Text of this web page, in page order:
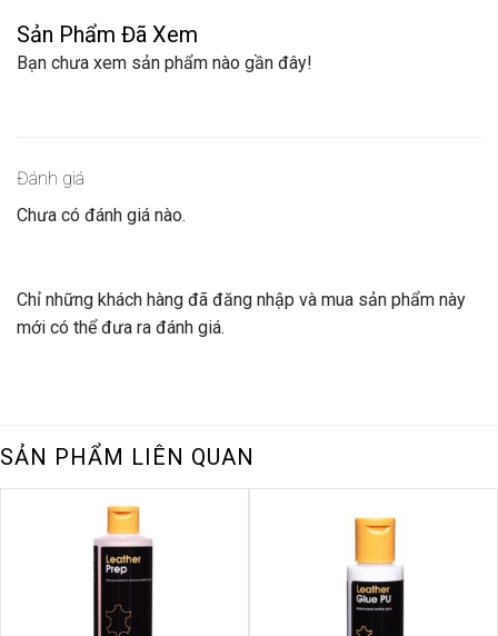
Sản Phẩm Đã Xem
Bạn chưa xem sản phẩm nào gần đây!
Đánh giá
Chưa có đánh giá nào.
Chỉ những khách hàng đã đăng nhập và mua sản phẩm này
mới có thể đưa ra đánh giá.
SẢN PHẨM LIÊN QUAN